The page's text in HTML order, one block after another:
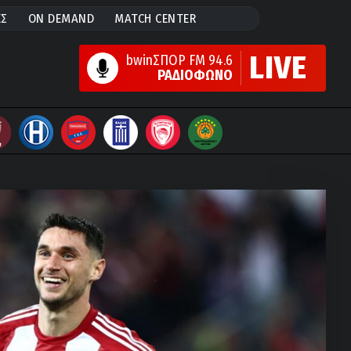
ON DEMAND MATCH CENTER
bwinΣΠΟΡ FM 94.6
ΡΑΔΙΟΦΩΝΟ
LIVE